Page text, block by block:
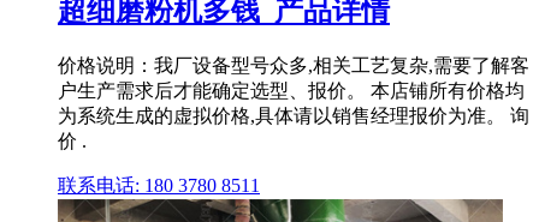
超细磨粉机多钱_产品详情
价格说明：我厂设备型号众多,相关工艺复杂,需要了解客
户生产需求后才能确定选型、报价。 本店铺所有价格均
为系统生成的虚拟价格,具体请以销售经理报价为准。 询
价 .
联系电话: 180 3780 8511